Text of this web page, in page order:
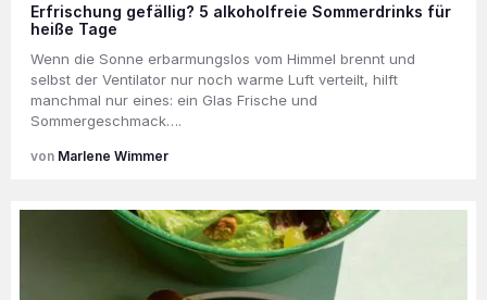
Erfrischung gefällig? 5 alkoholfreie Sommerdrinks für
heiße Tage
Wenn die Sonne erbarmungslos vom Himmel brennt und
selbst der Ventilator nur noch warme Luft verteilt, hilft
manchmal nur eines: ein Glas Frische und
Sommergeschmack….
Marlene Wimmer